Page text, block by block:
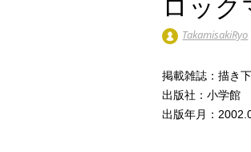
TakamisakiRyo
掲載雑誌：描き
出版社：小学館
出版年月：